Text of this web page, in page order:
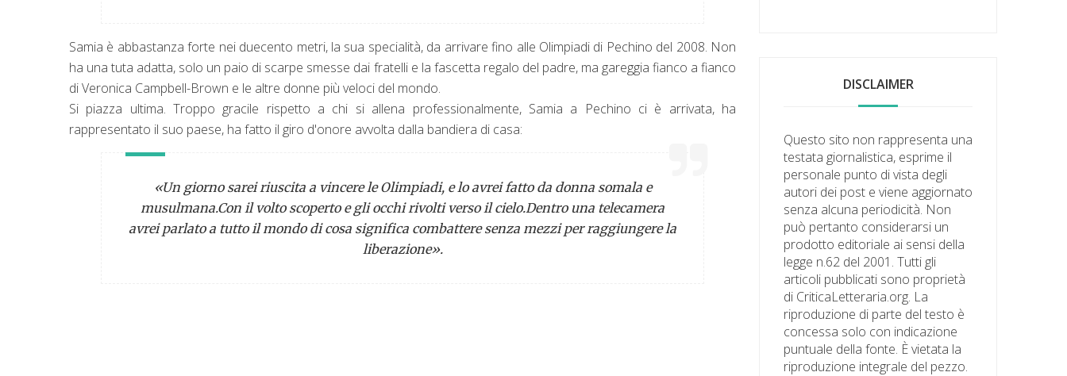
Samia è abbastanza forte nei duecento metri, la sua specialità, da arrivare fino alle Olimpiadi di Pechino del 2008. Non
ha una tuta adatta, solo un paio di scarpe smesse dai fratelli e la fascetta regalo del padre, ma gareggia fianco a fianco
di Veronica Campbell-Brown e le altre donne più veloci del mondo.
Si piazza ultima. Troppo gracile rispetto a chi si allena professionalmente, Samia a Pechino ci è arrivata, ha
rappresentato il suo paese, ha fatto il giro d'onore avvolta dalla bandiera di casa:
«Un giorno sarei riuscita a vincere le Olimpiadi, e lo avrei fatto da donna somala e
musulmana.Con il volto scoperto e gli occhi rivolti verso il cielo.Dentro una telecamera
avrei parlato a tutto il mondo di cosa significa combattere senza mezzi per raggiungere la
liberazione».
DISCLAIMER
Questo sito non rappresenta una
testata giornalistica, esprime il
personale punto di vista degli
autori dei post e viene aggiornato
senza alcuna periodicità. Non
può pertanto considerarsi un
prodotto editoriale ai sensi della
legge n.62 del 2001. Tutti gli
articoli pubblicati sono proprietà
di CriticaLetteraria.org. La
riproduzione di parte del testo è
concessa solo con indicazione
puntuale della fonte. È vietata la
riproduzione integrale del pezzo.